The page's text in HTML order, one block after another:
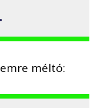
méltó: